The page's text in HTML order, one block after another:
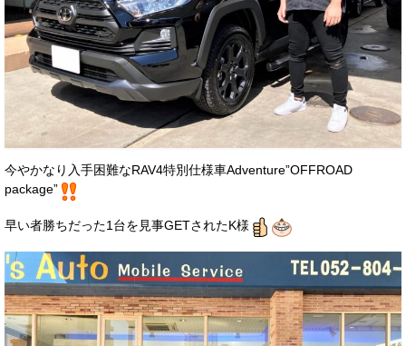
ブログ
イベント
ニュース
スタッフブログ
お客様の声
お問い合わせ
電話はこちら
今やかなり入手困難なRAV4特別仕様車Adventure”OFFROAD
package”
早い者勝ちだった1台を見事GETされたK様